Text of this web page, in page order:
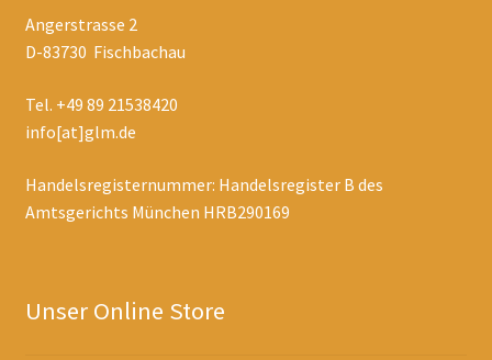
Angerstrasse 2
D-83730 Fischbachau
Tel. +49 89 21538420
info[at]glm.de
Handelsregisternummer: Handelsregister B des
Amtsgerichts München HRB290169
Unser Online Store